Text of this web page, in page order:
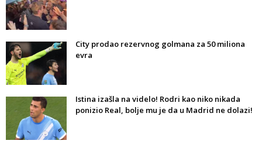
City prodao rezervnog golmana za 50 miliona
evra
Istina izašla na videlo! Rodri kao niko nikada
ponizio Real, bolje mu je da u Madrid ne dolazi!